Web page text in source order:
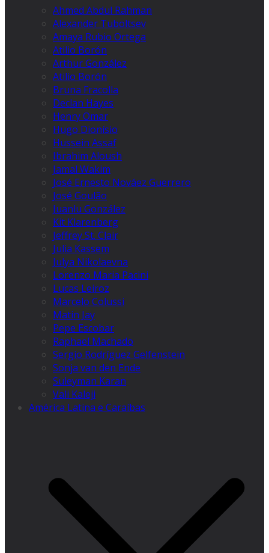
Ahmed Abdul Rahman
Alexander Tuboltsev
Amaya Rubio Ortega
Atilio Borón
Arthur González
Atilio Borón
Bruna Fracolla
Declan Hayes
Henry Omar
Hugo Dionísio
Hussein Assaf
Ibrahim Aloush
Jamal Wakim
José Ernesto Nováez Guerrero
José Goulão
Juanlu González
Kit Klarenberg
Jeffrey St. Clair
Julia Kassem
Julya Nikolaevna
Lorenzo Maria Pacini
Lucas Leiroz
Marcelo Colussi
Matin Jay
Pepe Escobar
Raphael Machado
Sergio Rodríguez Gelfenstein
Sonja van den Ende
Suleyman Karan
Vali Kaleji
América Latina e Caraíbas